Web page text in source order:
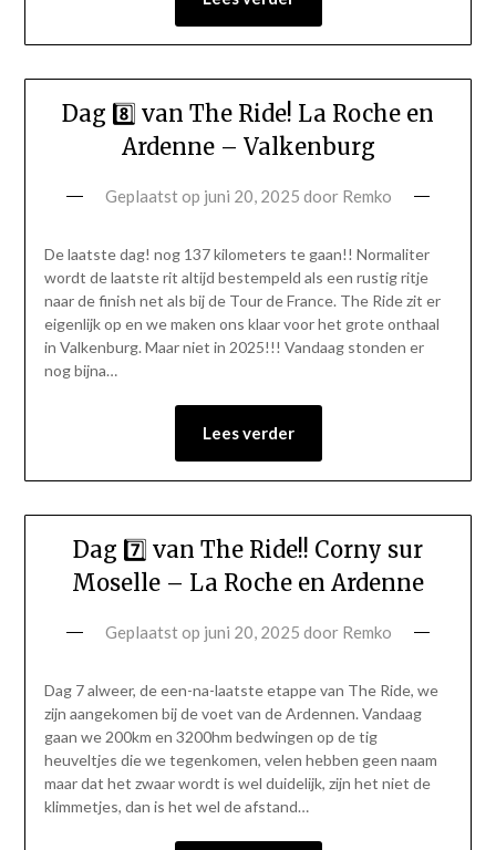
Dag 8️⃣ van The Ride! La Roche en
Ardenne – Valkenburg
Geplaatst op juni 20, 2025 door Remko
De laatste dag! nog 137 kilometers te gaan!! Normaliter
wordt de laatste rit altijd bestempeld als een rustig ritje
naar de finish net als bij de Tour de France. The Ride zit er
eigenlijk op en we maken ons klaar voor het grote onthaal
in Valkenburg. Maar niet in 2025!!! Vandaag stonden er
nog bijna…
Lees verder
Dag 7️⃣ van The Ride!! Corny sur
Moselle – La Roche en Ardenne
Geplaatst op juni 20, 2025 door Remko
Dag 7 alweer, de een-na-laatste etappe van The Ride, we
zijn aangekomen bij de voet van de Ardennen. Vandaag
gaan we 200km en 3200hm bedwingen op de tig
heuveltjes die we tegenkomen, velen hebben geen naam
maar dat het zwaar wordt is wel duidelijk, zijn het niet de
klimmetjes, dan is het wel de afstand…